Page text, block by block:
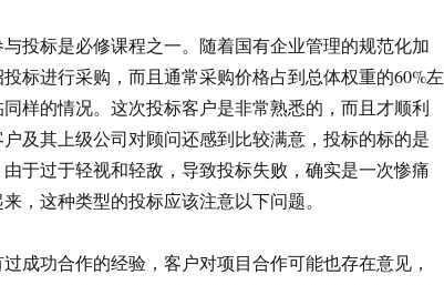
投标是必修课程之一。随着国有企业管理的规范化加
标进行采购，而且通常采购价格占到总体权重的60%左
样的情况。这次投标客户是非常熟悉的，而且才顺利
及其上级公司对顾问还感到比较满意，投标的标的是
于过于轻视和轻敌，导致投标失败，确实是一次惨痛
，这种类型的投标应该注意以下问题。
成功合作的经验，客户对项目合作可能也存在意见，